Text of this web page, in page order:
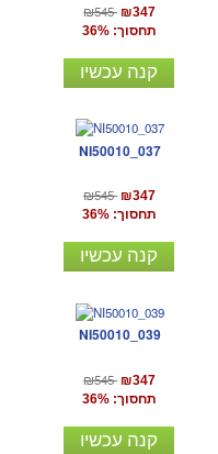
₪545 ₪347
תחסוך: 36%
קנה עכשיו
NI50010_037
₪545 ₪347
תחסוך: 36%
קנה עכשיו
NI50010_039
₪545 ₪347
תחסוך: 36%
קנה עכשיו